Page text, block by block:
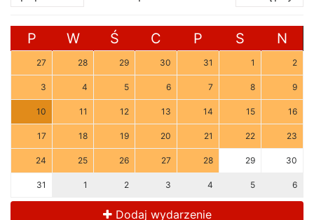
P W Ś C P S N
27 28 29 30 31 1 2
3 4 5 6 7 8 9
10 11 12 13 14 15 16
17 18 19 20 21 22 23
24 25 26 27 28 29 30
31 1 2 3 4 5 6
Dodaj wydarzenie